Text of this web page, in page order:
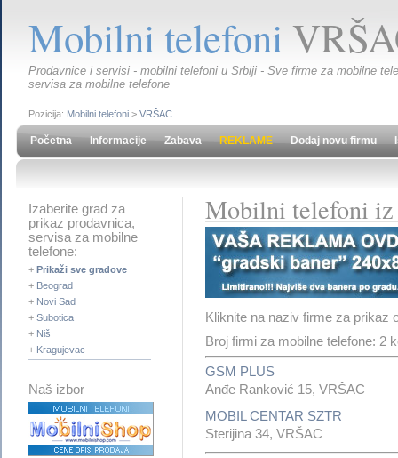
Mobilni telefoni
Prodavnice i servisi - mobilni telefoni u Srbiji - Sve firme za mobilne
servisa za mobilne telefone
Pozicija: Mobilni telefoni > VRŠAC
Početna Informacije Zabava REKLAME Dodaj novu firmu
Izaberite grad za
prikaz prodavnica,
servisa za mobilne
telefone:
+ Prikaži sve gradove
+ Beograd
+ Novi Sad
+ Subotica
+ Niš
+ Kragujevac
Naš izbor
Mobilni telefoni iz
Kliknite na naziv firme za prikaz
Broj firmi za mobilne telefone: 2
GSM PLUS
Anđe Ranković 15, VRŠAC
MOBIL CENTAR SZTR
Sterijina 34, VRŠAC